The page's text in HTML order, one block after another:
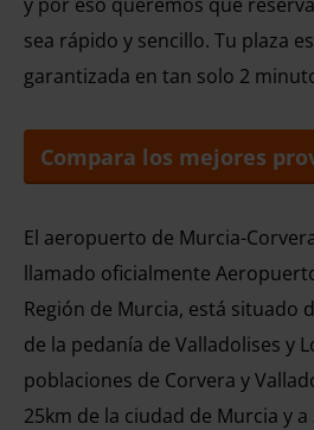
sea rápido y sencillo. Tu plaza
garantizada en tan solo 2
Compara los mejores
El aeropuerto de Murcia-
llamado oficialmente
Región de Murcia, está situado
de la pedanía de Valladolises y
poblaciones de Corvera y
25km de la ciudad de Murcia y